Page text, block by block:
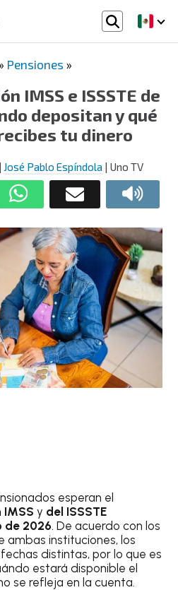
Pensiones »
IMSS e ISSSTE de
depositan y qué
tu dinero
José Pablo Espíndola | Uno TV
esperan el
IMSS y del ISSSTE
de 2026. De acuerdo con los
ambas instituciones, los
distintas, por lo que es
estará disponible el
se refleja en la cuenta.